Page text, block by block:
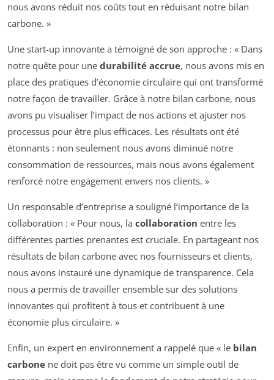
nous avons réduit nos coûts tout en réduisant notre bilan
carbone. »
Une start-up innovante a témoigné de son approche : « Dans
notre quête pour une durabilité accrue, nous avons mis en
place des pratiques d’économie circulaire qui ont transformé
notre façon de travailler. Grâce à notre bilan carbone, nous
avons pu visualiser l’impact de nos actions et ajuster nos
processus pour être plus efficaces. Les résultats ont été
étonnants : non seulement nous avons diminué notre
consommation de ressources, mais nous avons également
renforcé notre engagement envers nos clients. »
Un responsable d’entreprise a souligné l’importance de la
collaboration : « Pour nous, la collaboration entre les
différentes parties prenantes est cruciale. En partageant nos
résultats de bilan carbone avec nos fournisseurs et clients,
nous avons instauré une dynamique de transparence. Cela
nous a permis de travailler ensemble sur des solutions
innovantes qui profitent à tous et contribuent à une
économie plus circulaire. »
Enfin, un expert en environnement a rappelé que « le bilan
carbone ne doit pas être vu comme un simple outil de